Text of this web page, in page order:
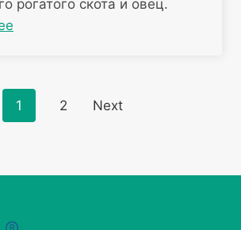
рогатого скота и овец.
Posts
1 2 Next